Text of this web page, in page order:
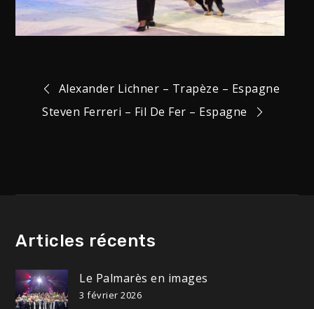
Navigation
Alexander Lichner – Trapèze – Espagne
Steven Ferreri – Fil De Fer – Espagne
Articles récents
Le Palmarès en images
3 février 2026